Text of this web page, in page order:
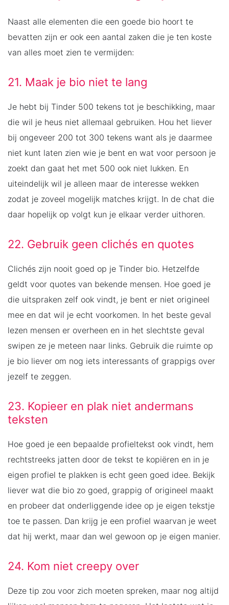
Naast alle elementen die een goede bio hoort te
bevatten zijn er ook een aantal zaken die je ten koste
van alles moet zien te vermijden:
21. Maak je bio niet te lang
Je hebt bij Tinder 500 tekens tot je beschikking, maar
die wil je heus niet allemaal gebruiken. Hou het liever
bij ongeveer 200 tot 300 tekens want als je daarmee
niet kunt laten zien wie je bent en wat voor persoon je
zoekt dan gaat het met 500 ook niet lukken. En
uiteindelijk wil je alleen maar de interesse wekken
zodat je zoveel mogelijk matches krijgt. In de chat die
daar hopelijk op volgt kun je elkaar verder uithoren.
22. Gebruik geen clichés en quotes
Clichés zijn nooit goed op je Tinder bio. Hetzelfde
geldt voor quotes van bekende mensen. Hoe goed je
die uitspraken zelf ook vindt, je bent er niet origineel
mee en dat wil je echt voorkomen. In het beste geval
lezen mensen er overheen en in het slechtste geval
swipen ze je meteen naar links. Gebruik die ruimte op
je bio liever om nog iets interessants of grappigs over
jezelf te zeggen.
23. Kopieer en plak niet andermans
teksten
Hoe goed je een bepaalde profieltekst ook vindt, hem
rechtstreeks jatten door de tekst te kopiëren en in je
eigen profiel te plakken is echt geen goed idee. Bekijk
liever wat die bio zo goed, grappig of origineel maakt
en probeer dat onderliggende idee op je eigen tekstje
toe te passen. Dan krijg je een profiel waarvan je weet
dat hij werkt, maar dan wel gewoon op je eigen manier.
24. Kom niet creepy over
Deze tip zou voor zich moeten spreken, maar nog altijd